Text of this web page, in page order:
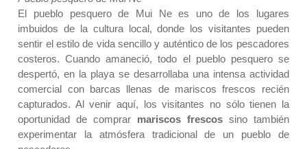
El pueblo pesquero de Mui Ne es uno de los lugares
imbuidos de la cultura local, donde los visitantes pueden
sentir el estilo de vida sencillo y auténtico de los pescadores
costeros. Cuando amaneció, todo el pueblo pesquero se
despertó, en la playa se desarrollaba una intensa actividad
comercial con barcas llenas de mariscos frescos recién
capturados. Al venir aquí, los visitantes no sólo tienen la
oportunidad de comprar mariscos frescossino también
experimentar la atmósfera tradicional de un pueblo de